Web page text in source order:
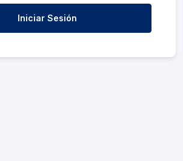
Iniciar Sesión